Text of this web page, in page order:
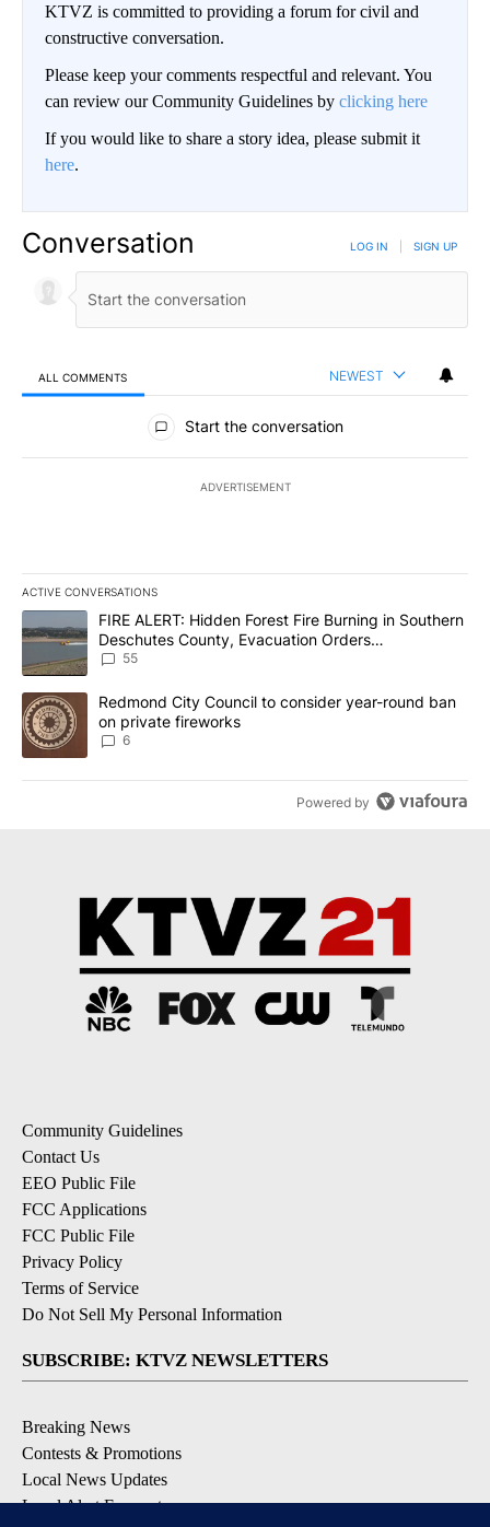
KTVZ is committed to providing a forum for civil and
constructive conversation.
Please keep your comments respectful and relevant. You
can review our Community Guidelines by clicking here
If you would like to share a story idea, please submit it
here.
Conversation LOG IN SIGN UP
ALL COMMENTS NEWEST
All Comments
Start the conversation
ADVERTISEMENT
ACTIVE CONVERSATIONS
The following is a list of the most commented articles in the last
A trending article titled "FIRE ALERT: Hidden Forest Fire
FIRE ALERT: Hidden Forest Fire Burning in Southern
Deschutes County, Evacuation Orders
Implemented
55
A trending article titled "Redmond City Council to consider
Redmond City Council to consider year-round ban
on private fireworks
6
Powered by
Community Guidelines
Contact Us
EEO Public File
FCC Applications
FCC Public File
Privacy Policy
Terms of Service
Do Not Sell My Personal Information
SUBSCRIBE: KTVZ NEWSLETTERS
Breaking News
Contests & Promotions
Local News Updates
Local Alert Forecast